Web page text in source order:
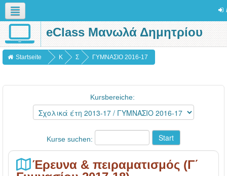
Deutsch (de)eClass Μανωλά Δημητρίου
Startseite
K
r
e
Σ
ο
ι
ά
τ
ΓΥΜΝΑΣΙΟ 2016-17
Kursbereiche:
Kurse suchen:
Έρευνα & πειραματισμός (Γ΄